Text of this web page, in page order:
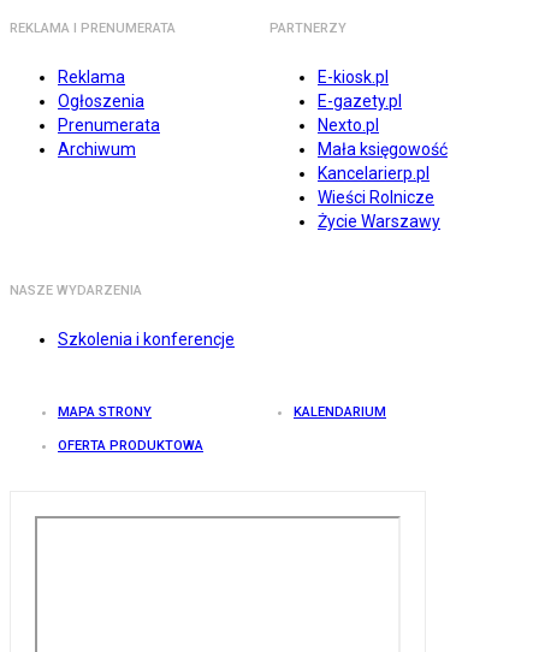
REKLAMA I PRENUMERATA
Reklama
Ogłoszenia
Prenumerata
Archiwum
PARTNERZY
E-kiosk.pl
E-gazety.pl
Nexto.pl
Mała księgowość
Kancelarierp.pl
Wieści Rolnicze
Życie Warszawy
NASZE WYDARZENIA
Szkolenia i konferencje
MAPA STRONY KALENDARIUM
OFERTA PRODUKTOWA